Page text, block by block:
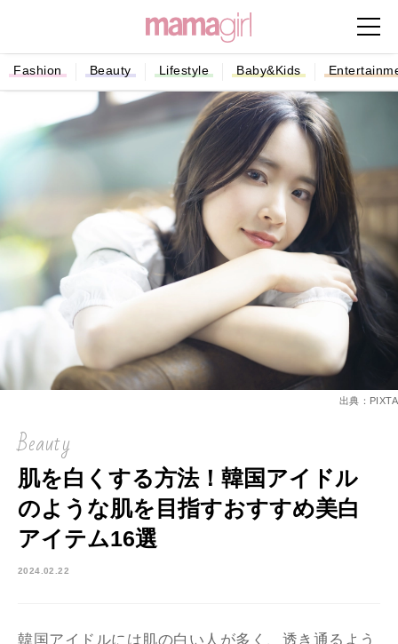
Fashion Beauty Lifestyle Baby&Kids
出典：PIXTA
Beauty
肌を白くする方法！韓国アイドル
のような肌を目指すおすすめ美白
アイテム16選
2024.02.22
韓国アイドルには肌の白い人が多く、透き通るよう